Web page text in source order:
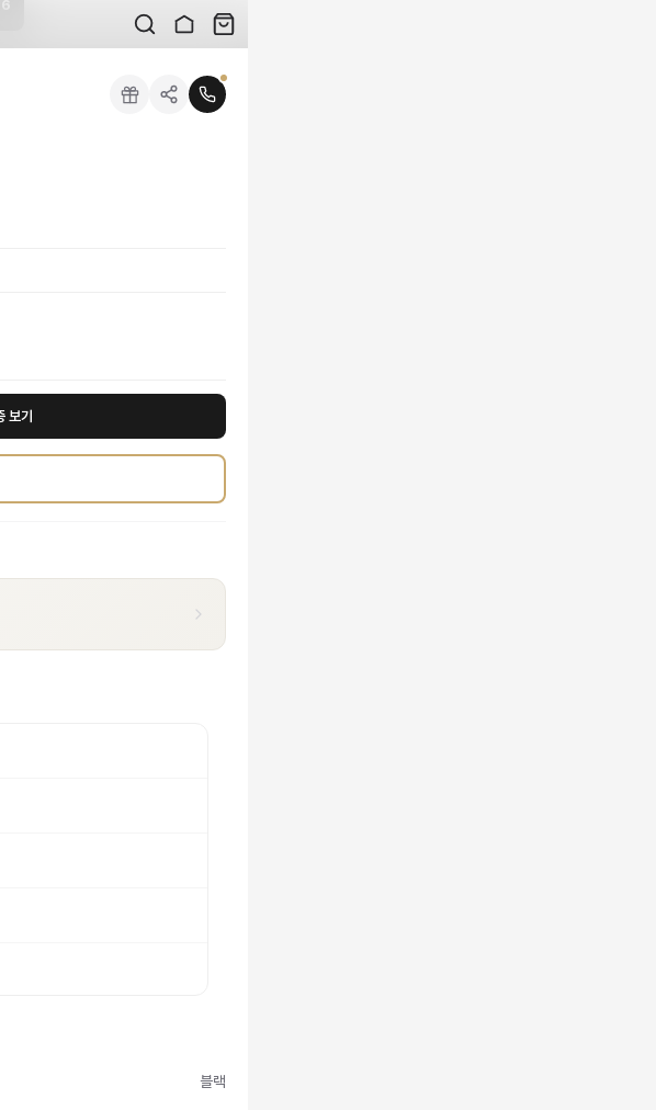
, 상품당 평균 4~8장의 검수 사진을 받아보실 수 있습니다.
상품 하자 시에는 무료입니다.
다.
떤 피부 톤에도 완벽하게 어울리며, 정교하게 새겨진 글리터 로고 디테일이 은은한 고급스러움을 선
16
보기
블랙